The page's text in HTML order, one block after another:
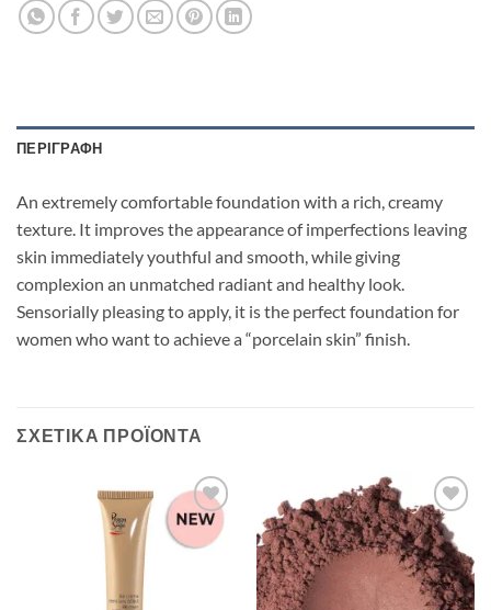
ΠΕΡΙΓΡΑΦΉ
An extremely comfortable foundation with a rich, creamy
texture. It improves the appearance of imperfections leaving
skin immediately youthful and smooth, while giving
complexion an unmatched radiant and healthy look.
Sensorially pleasing to apply, it is the perfect foundation for
women who want to achieve a “porcelain skin” finish.
ΣΧΕΤΙΚΆ ΠΡΟΪΌΝΤΑ
Add to
Wishlist
Add to
Wishlist